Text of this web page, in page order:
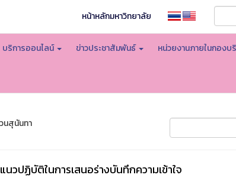
หน้าหลักมหาวิทยาลัย
บริการออนไลน์ ข่าวประชาสัมพันธ์ หน่วยงานภายในกองบ
นสุนันทา
แนวปฏิบัติในการเสนอร่างบันทึกความเข้าใจ